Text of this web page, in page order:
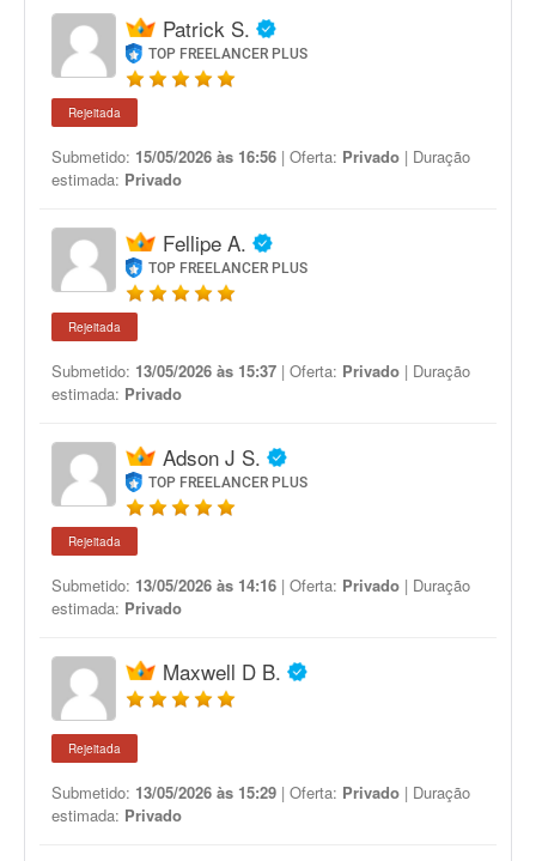
Patrick S.
TOP FREELANCER PLUS
Rejeitada
Submetido: 15/05/2026 às 16:56 | Oferta: Privado | Duração
estimada: Privado
Fellipe A.
TOP FREELANCER PLUS
Rejeitada
Submetido: 13/05/2026 às 15:37 | Oferta: Privado | Duração
estimada: Privado
Adson J S.
TOP FREELANCER PLUS
Rejeitada
Submetido: 13/05/2026 às 14:16 | Oferta: Privado | Duração
estimada: Privado
Maxwell D B.
Rejeitada
Submetido: 13/05/2026 às 15:29 | Oferta: Privado | Duração
estimada: Privado